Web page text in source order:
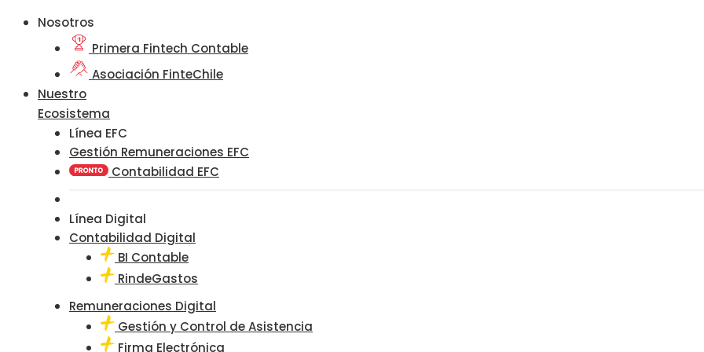
Nosotros
Primera Fintech Contable
Asociación FinteChile
Nuestro
Ecosistema
Línea EFC
Gestión Remuneraciones EFC
Contabilidad EFC
Línea Digital
Contabilidad Digital
BI Contable
RindeGastos
Remuneraciones Digital
Gestión y Control de Asistencia
Firma Electrónica